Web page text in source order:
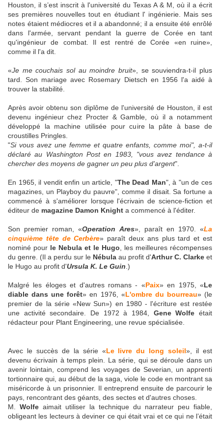
Houston, il s’est inscrit à l'université du Texas A & M, où il a écrit
ses premières nouvelles tout en étudiant l' ingénierie. Mais ses
notes étaient médiocres et il a abandonné; il a ensuite été enrôlé
dans l'armée, servant pendant la guerre de Corée en tant
qu'ingénieur de combat. Il est rentré de Corée «en ruine»,
comme il l'a dit.
«Je me couchais sol au moindre bruit», se souviendra-t-il plus
tard. Son mariage avec Rosemary Dietsch en 1956 l'a aidé à
trouver la stabilité.
Après avoir obtenu son diplôme de l'université de Houston, il est
devenu ingénieur chez Procter & Gamble, où il a notamment
développé la machine utilisée pour cuire la pâte à base de
croustilles Pringles.
"Si vous avez une femme et quatre enfants, comme moi", a-t-il
déclaré au Washington Post en 1983, "vous avez tendance à
chercher des moyens de gagner un peu plus d'argent".
En 1965, il vendit enfin un article, "The Dead Man", à "un de ces
magazines, un Playboy du pauvre", comme il disait. Sa fortune a
commencé à s'améliorer lorsque l'écrivain de science-fiction et
éditeur de magazine Damon Knight a commencé à l'éditer.
Son premier roman, «Operation Ares», paraît en 1970. «La
cinquième tête de Cerbère» paraît deux ans plus tard et est
nominé pour le Nebula et le Hugo , les meilleures récompenses
du genre. (Il a perdu sur le Nébula au profit d'Arthur C. Clarke et
le Hugo au profit d'Ursula K. Le Guin .)
Malgré les éloges et d'autres romans - «Paix» en 1975, «Le
diable dans une forêt» en 1976, «L'ombre du bourreau» (le
premier de la série «New Sun») en 1980 - l'écriture est restée
une activité secondaire. De 1972 à 1984, Gene Wolfe était
rédacteur pour Plant Engineering, une revue spécialisée.
Avec le succès de la série «Le livre du long soleil», il est
devenu écrivain à temps plein. La série, qui se déroule dans un
avenir lointain, comprend les voyages de Severian, un apprenti
tortionnaire qui, au début de la saga, viole le code en montrant sa
miséricorde à un prisonnier. Il entreprend ensuite de parcourir le
pays, rencontrant des géants, des sectes et d'autres choses.
M. Wolfe aimait utiliser la technique du narrateur peu fiable,
obligeant les lecteurs à deviner ce qui était vrai et ce qui ne l’était